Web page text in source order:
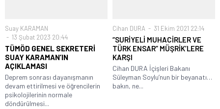
Suay KARAMAN
13 Şubat 2023 20:44
TÜMÖD GENEL SEKRETERİ
SUAY KARAMAN’IN
AÇIKLAMASI
Deprem sonrası dayanışmanın
devam ettirilmesi ve öğrencilerin
psikolojilerinin normale
döndürülmesi...
Cihan DURA 31 Ekim 2021 22:14
“SURİYELİ MUHACİRLER VE
TÜRK ENSAR” MÜŞRİK’LERE
KARŞI
Cihan DURA İçişleri Bakanı
Süleyman Soylu’nun bir beyanatı…
bakın, ne...